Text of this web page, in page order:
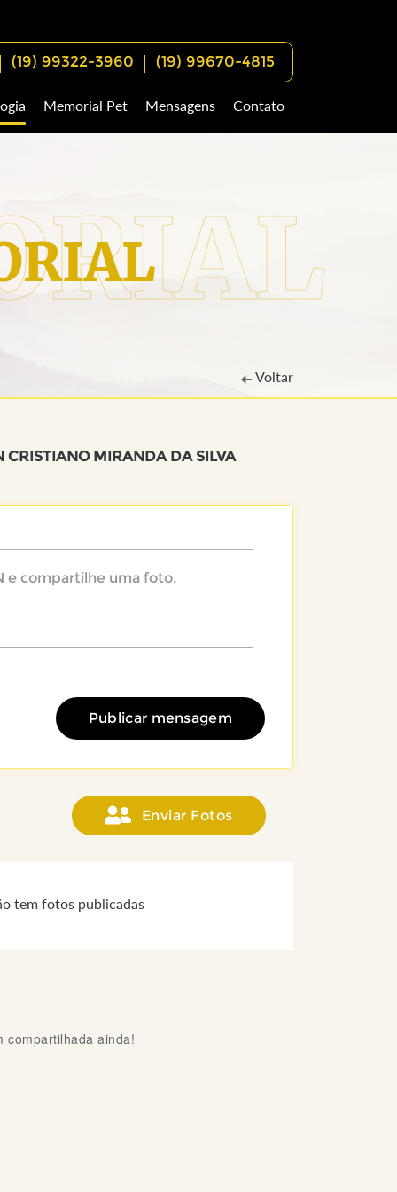
(19) 99322-3960 (19) 99670-4815
Memorial Pet Mensagens Contato
Voltar
CRISTIANO MIRANDA DA SILVA
Publicar mensagem
Enviar Fotos
tem fotos publicadas
compartilhada ainda!